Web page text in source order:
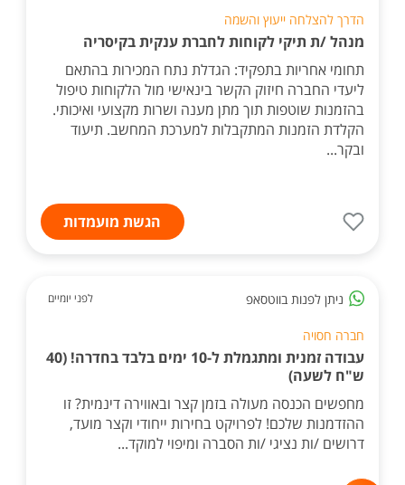
הדרך להצלחה ייעוץ והשמה
מנהל /ת תיקי לקוחות לחברת ענקית בקיסריה
תחומי אחריות בתפקיד: הגדלת נתח המכירות בהתאם
ליעדי החברה חיזוק הקשר בינאישי מול הלקוחות טיפול
בהזמנות שוטפות תוך מתן מענה ושרות מקצועי ואיכותי.
הקלדת הזמנות המתקבלות למערכת המחשב. תיעוד
ובקר...
הגשת מועמדות
ניתן לפנות בווטסאפ לפני יומיים
חברה חסויה
עבודה זמנית ומתגמלת ל-10 ימים בלבד בחדרה! (40
ש"ח לשעה)
מחפשים הכנסה מעולה בזמן קצר ובאווירה דינמית? זו
ההזדמנות שלכם! לפרויקט בחירות ייחודי וקצר מועד,
דרושים /ות נציגי /ות הסברה ומיפוי למוקד...